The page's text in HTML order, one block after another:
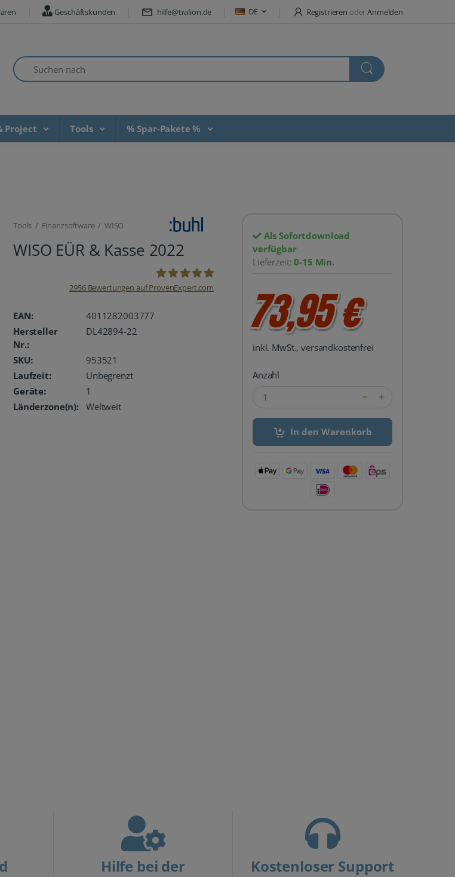
Geschäftskunden hilfe@tralion.de DE Registrieren oderAnmelden
Suchen nach
Project Tools % Spar-Pakete %
Tools / Finanzsoftware / WISO
WISO EÜR & Kasse 2022
2956Bewertungen auf ProvenExpert.com
EAN:
4011282003777
Hersteller
Nr.:
DL42894-22
SKU:
953521
Laufzeit:
Unbegrenzt
Geräte:
1
Länderzone(n):
Weltweit
Als Sofortdownload
verfügbar
Lieferzeit:0-15 Min.
73,95 €
inkl. MwSt., versandkostenfrei
Anzahl
In den Warenkorb
Hilfe bei der
Kostenloser Support